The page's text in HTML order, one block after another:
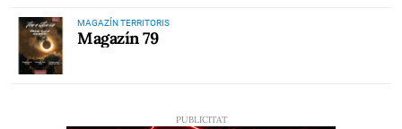
MAGAZÍN TERRITORIS
Magazín 79